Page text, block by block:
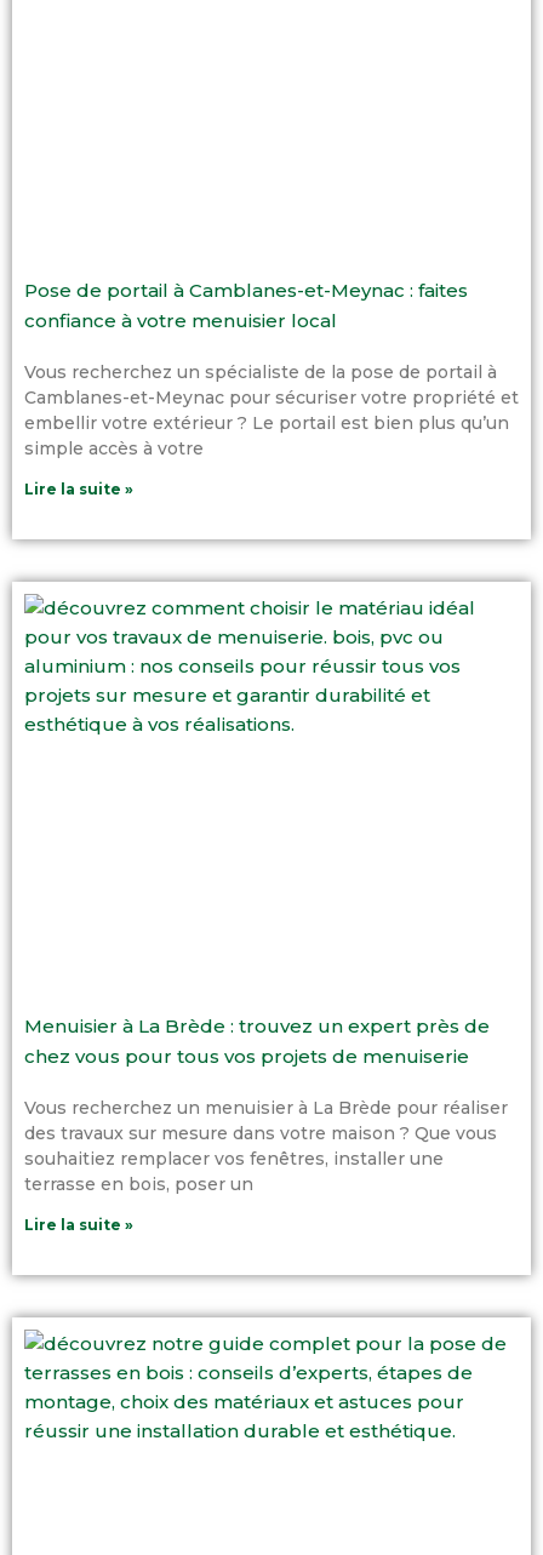
Pose de portail à Camblanes-et-Meynac : faites
confiance à votre menuisier local
Vous recherchez un spécialiste de la pose de portail à
Camblanes-et-Meynac pour sécuriser votre propriété et
embellir votre extérieur ? Le portail est bien plus qu’un
simple accès à votre
Lire la suite »
Menuisier à La Brède : trouvez un expert près de
chez vous pour tous vos projets de menuiserie
Vous recherchez un menuisier à La Brède pour réaliser
des travaux sur mesure dans votre maison ? Que vous
souhaitiez remplacer vos fenêtres, installer une
terrasse en bois, poser un
Lire la suite »